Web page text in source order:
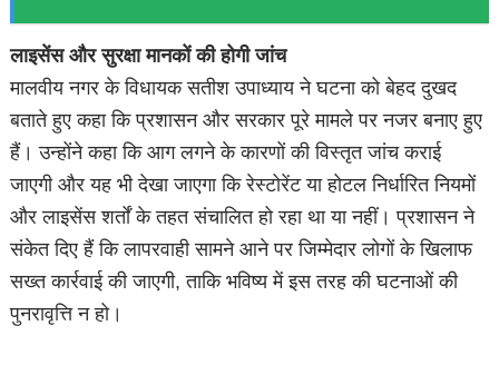
लाइसेंस और सुरक्षा मानकों की होगी जांच
मालवीय नगर के विधायक सतीश उपाध्याय ने घटना को बेहद दुखद
बताते हुए कहा कि प्रशासन और सरकार पूरे मामले पर नजर बनाए हुए
हैं। उन्होंने कहा कि आग लगने के कारणों की विस्तृत जांच कराई
जाएगी और यह भी देखा जाएगा कि रेस्टोरेंट या होटल निर्धारित नियमों
और लाइसेंस शर्तों के तहत संचालित हो रहा था या नहीं। प्रशासन ने
संकेत दिए हैं कि लापरवाही सामने आने पर जिम्मेदार लोगों के खिलाफ
सख्त कार्रवाई की जाएगी, ताकि भविष्य में इस तरह की घटनाओं की
पुनरावृत्ति न हो।